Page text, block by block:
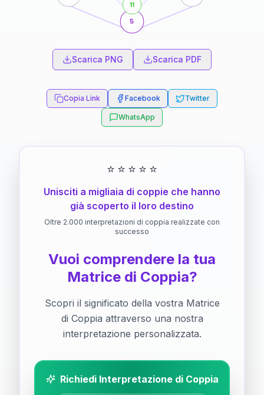
5
11
Scarica PNG Scarica PDF
Copia Link Facebook Twitter
WhatsApp
⭐ ⭐ ⭐ ⭐ ⭐
Unisciti a migliaia di coppie che hanno
già scoperto il loro destino
Oltre 2.000 interpretazioni di coppia realizzate con
successo
Vuoi comprendere la tua
Matrice di Coppia?
Scopri il significato della vostra Matrice
di Coppia attraverso una nostra
interpretazione personalizzata.
Richiedi Interpretazione di Coppia